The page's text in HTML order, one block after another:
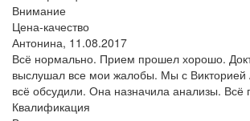
Внимание
Цена-качество
Антонина, 11.08.2017
Всё нормально. Прием прошел хорошо.
выслушал все мои жалобы. Мы с Викторией
всё обсудили. Она назначила анализы.
Квалификация